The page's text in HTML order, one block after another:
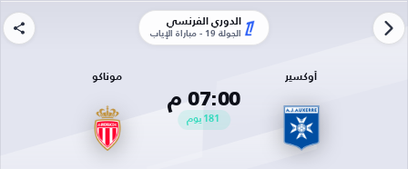
الدوري الفرنسي
الجولة 19 - مباراة الإياب
أوكسير
07:00 م
181 يوم
موناكو